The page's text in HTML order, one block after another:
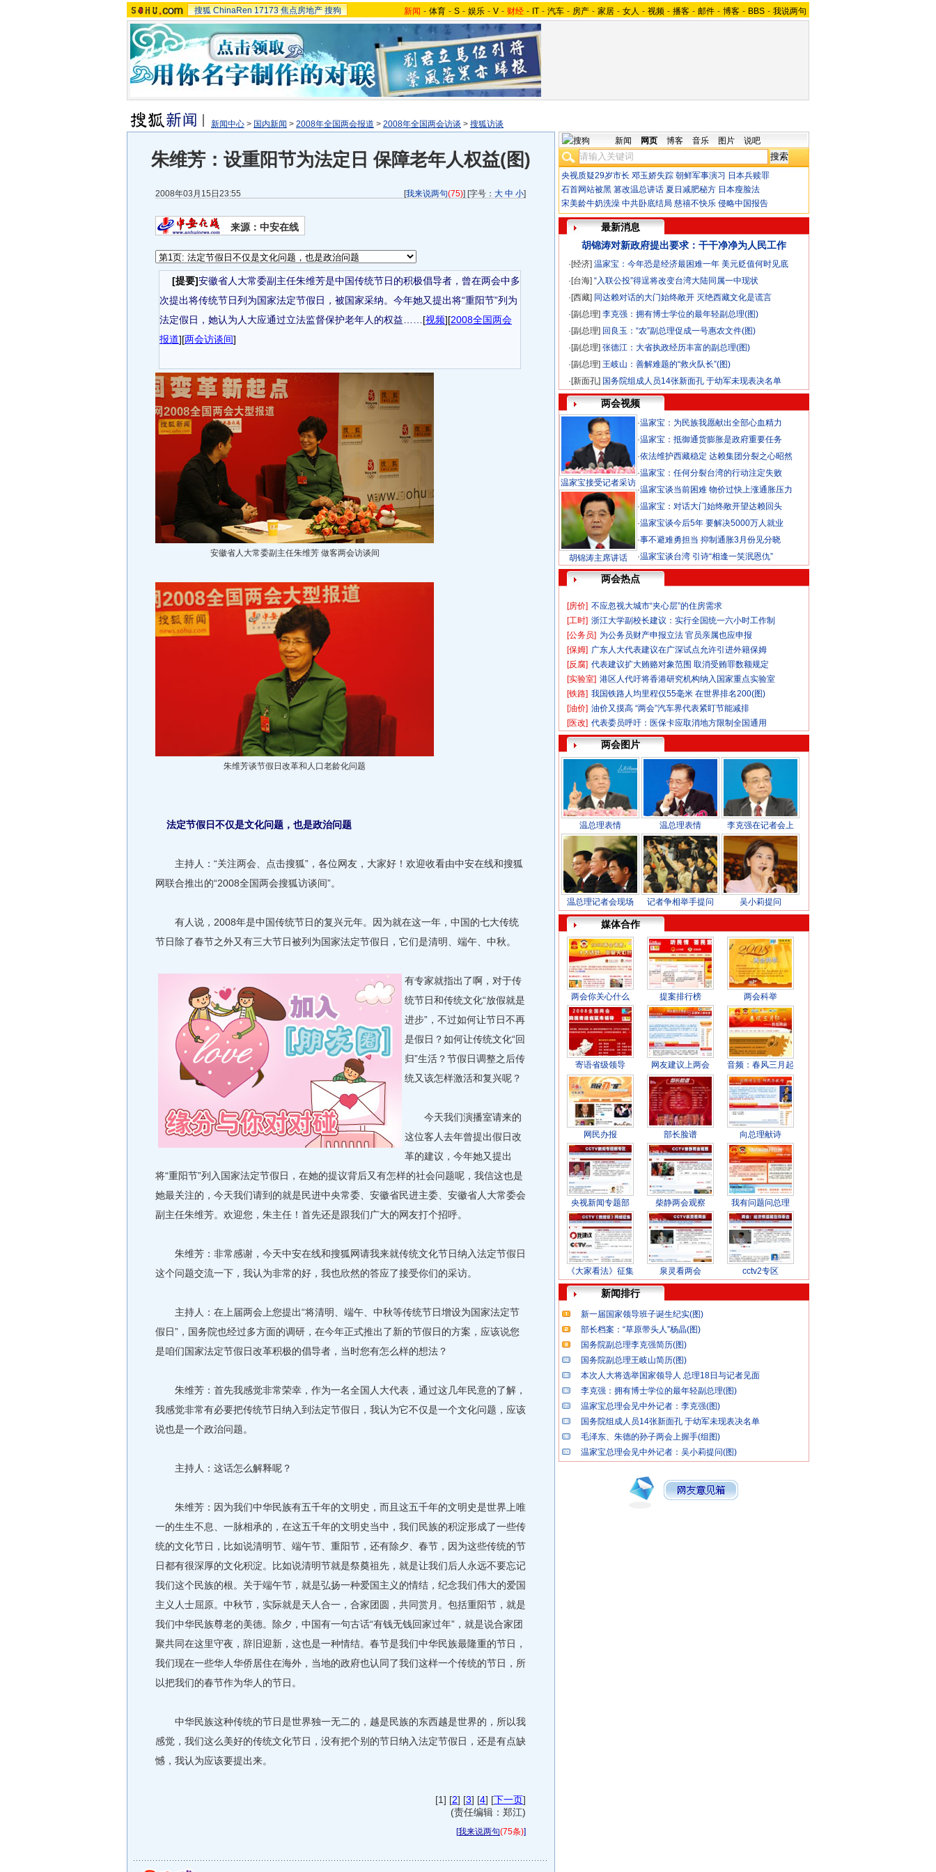
搜狐 ChinaRen 17173 焦点房地产 搜狗 新闻 - 体育 - S - 娱乐 - V - 财经 - IT - 汽车 - 房产 - 家居 - 女人 - 视频 - 播客 - 邮件 - 博客 - BBS - 我说两句
新闻中心 > 国内新闻 > 2008年全国两会报道 > 2008年全国两会访谈 > 搜狐访谈
朱维芳：设重阳节为法定日 保障老年人权益(图)
2008年03月15日23:55 [我来说两句(75)] [字号： 大 中 小]
来源：中安在线
[提要]安徽省人大常委副主任朱维芳是中国传统节日的积极倡导者，曾在两会中多
次提出将传统节日列为国家法定节假日，被国家采纳。今年她又提出将“重阳节”列为
法定假日，她认为人大应通过立法监督保护老年人的权益
[视频][2008全国两会
报道][两会访谈间]
安徽省人大常委副主任朱维芳 做客两会访谈间
朱维芳谈节假日改革和人口老龄化问题
法定节假日不仅是文化问题，也是政治问题
主持人：“关注两会、点击搜狐”，各位网友，大家好！欢迎收看由中安在线和搜狐
网联合推出的“2008全国两会搜狐访谈间”。
有人说，2008年是中国传统节日的复兴元年。因为就在这一年，中国的七大传统
节日除了春节之外又有三大节日被列为国家法定节假日，它们是清明、端午、中秋。
有专家就指出了啊，对于传
统节日和传统文化“放假就是
进步”，不过如何让节日不再
是假日？如何让传统文化“回
归”生活？节假日调整之后传
统又该怎样激活和复兴呢？
今天我们演播室请来的
这位客人去年曾提出假日改
革的建议，今年她又提出
将“重阳节”列入国家法定节假日，在她的提议背后又有怎样的社会问题呢，我信这也是
她最关注的，今天我们请到的就是民进中央常委、安徽省民进主委、安徽省人大常委会
副主任朱维芳。欢迎您，朱主任！首先还是跟我们广大的网友打个招呼。
朱维芳：非常感谢，今天中安在线和搜狐网请我来就传统文化节日纳入法定节假日
这个问题交流一下，我认为非常的好，我也欣然的答应了接受你们的采访。
主持人：在上届两会上您提出“将清明、端午、中秋等传统节日增设为国家法定节
假日”，国务院也经过多方面的调研，在今年正式推出了新的节假日的方案，应该说您
是咱们国家法定节假日改革积极的倡导者，当时您有怎么样的想法？
朱维芳：首先我感觉非常荣幸，作为一名全国人大代表，通过这几年民意的了解，
我感觉非常有必要把传统节日纳入到法定节假日，我认为它不仅是一个文化问题，应该
说也是一个政治问题。
主持人：这话怎么解释呢？
朱维芳：因为我们中华民族有五千年的文明史，而且这五千年的文明史是世界上唯
一的生生不息、一脉相承的，在这五千年的文明史当中，我们民族的积淀形成了一些传
统的文化节日，比如说清明节、端午节、重阳节，还有除夕、春节，因为这些传统的节
日都有很深厚的文化积淀。比如说清明节就是祭奠祖先，就是让我们后人永远不要忘记
我们这个民族的根。关于端午节，就是弘扬一种爱国主义的情结，纪念我们伟大的爱国
主义人士屈原。中秋节，实际就是天人合一，合家团圆，共同赏月。包括重阳节，就是
我们中华民族尊老的美德。除夕，中国有一句古话“有钱无钱回家过年”，就是说合家团
聚共同在这里守夜，辞旧迎新，这也是一种情结。春节是我们中华民族最隆重的节日，
我们现在一些华人华侨居住在海外，当地的政府也认同了我们这样一个传统的节日，所
以把我们的春节作为华人的节日。
中华民族这种传统的节日是世界独一无二的，越是民族的东西越是世界的，所以我
感觉，我们这么美好的传统文化节日，没有把个别的节日纳入法定节假日，还是有点缺
憾，我认为应该要提出来。
[1] [2] [3] [4] [下一页]
(责任编辑：郑江)
[我来说两句(75条)]
新闻 网页 博客 音乐 图片 说吧
央视质疑29岁市长 邓玉娇失踪 朝鲜军事演习 日本兵赎罪
石首网站被黑 篡改温总讲话 夏日减肥秘方 日本瘦脸法
宋美龄牛奶洗澡 中共卧底结局 慈禧不快乐 侵略中国报告
最新消息
胡锦涛对新政府提出要求：干干净净为人民工作
·[经济] 温家宝：今年恐是经济最困难一年 美元贬值何时见底
·[台海] “入联公投”得逞将改变台湾大陆同属一中现状
·[西藏] 同达赖对话的大门始终敞开 灭绝西藏文化是谎言
·[副总理] 李克强：拥有博士学位的最年轻副总理(图)
·[副总理] 回良玉：“农”副总理促成一号惠农文件(图)
·[副总理] 张德江：大省执政经历丰富的副总理(图)
·[副总理] 王岐山：善解难题的“救火队长”(图)
·[新面孔] 国务院组成人员14张新面孔 于幼军未现表决名单
两会视频
温家宝接受记者采访
·温家宝：为民族我愿献出全部心血精力
·温家宝：抵御通货膨胀是政府重要任务
·依法维护西藏稳定 达赖集团分裂之心昭然
·温家宝：任何分裂台湾的行动注定失败
·温家宝谈当前困难 物价过快上涨通胀压力
·温家宝：对话大门始终敞开望达赖回头
·温家宝谈今后5年 要解决5000万人就业
·事不避难勇担当 抑制通胀3月份见分晓
·温家宝谈台湾 引诗“相逢一笑泯恩仇”
胡锦涛主席讲话
两会热点
[房价] 不应忽视大城市“夹心层”的住房需求
[工时] 浙江大学副校长建议：实行全国统一六小时工作制
[公务员] 为公务员财产申报立法 官员亲属也应申报
[保姆] 广东人大代表建议在广深试点允许引进外籍保姆
[反腐] 代表建议扩大贿赂对象范围 取消受贿罪数额规定
[实验室] 港区人代吁将香港研究机构纳入国家重点实验室
[铁路] 我国铁路人均里程仅55毫米 在世界排名200(图)
[油价] 油价又摸高 “两会”汽车界代表紧盯节能减排
[医改] 代表委员呼吁：医保卡应取消地方限制全国通用
两会图片
温总理表情 温总理表情 李克强在记者会上
温总理记者会现场 记者争相举手提问 吴小莉提问
媒体合作
两会你关心什么 提案排行榜 两会科举
寄语省级领导 网友建议上两会 音频：春风三月起
网民办报 部长脸谱 向总理献诗
央视新闻专题部 柴静两会观察 我有问题问总理
《大家看法》征集 泉灵看两会 cctv2专区
新闻排行
新一届国家领导班子诞生纪实(图)
部长档案：“草原带头人”杨晶(图)
国务院副总理李克强简历(图)
国务院副总理王岐山简历(图)
本次人大将选举国家领导人 总理18日与记者见面
李克强：拥有博士学位的最年轻副总理(图)
温家宝总理会见中外记者：李克强(图)
国务院组成人员14张新面孔 于幼军未现表决名单
毛泽东、朱德的孙子两会上握手(组图)
温家宝总理会见中外记者：吴小莉提问(图)